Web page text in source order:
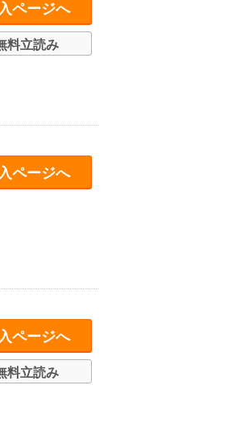
ページへ
料立読み
ページへ
ページへ
料立読み